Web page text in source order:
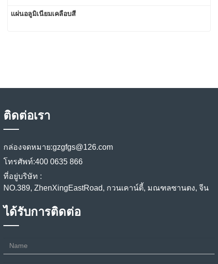
แผ่นอลูมิเนียมเคลือบสี
ติดต่อเรา
กล่องจดหมาย:gzgfgs@126.com
โทรศัพท์:400 0635 866
ที่อยู่บริษัท :
NO.389, ZhenXingEastRoad, กวนเคาน์ตี้, มณฑลซานตง, จีน
ได้รับการติดต่อ